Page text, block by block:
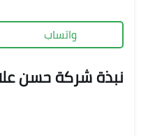
واتساب
نبذة شركة حسن